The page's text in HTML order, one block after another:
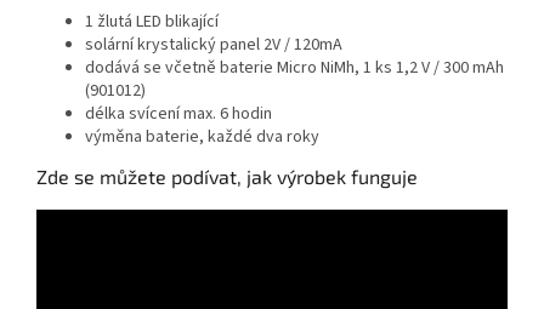
1 žlutá LED blikající
solární krystalický panel 2V / 120mA
dodává se včetně baterie Micro NiMh, 1 ks 1,2 V / 300 mAh
(901012)
délka svícení max. 6 hodin
výměna baterie, každé dva roky
Zde se můžete podívat, jak výrobek funguje